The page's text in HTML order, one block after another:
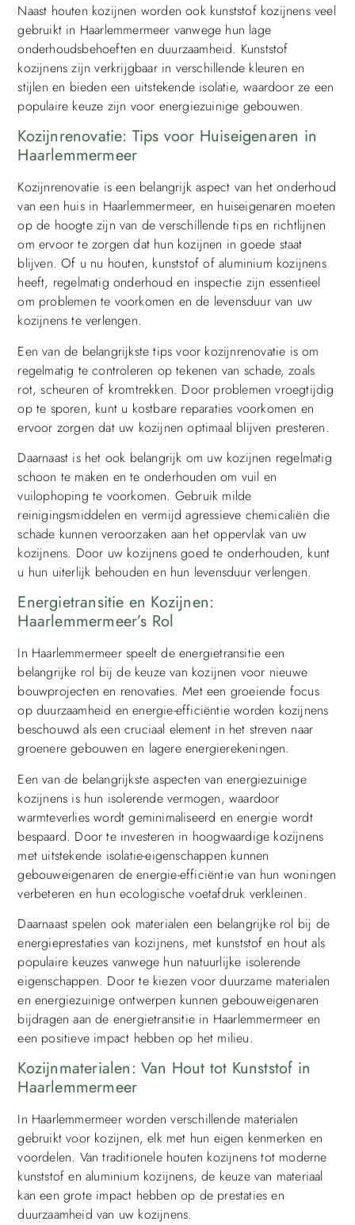
Naast houten kozijnen worden ook kunststof kozijnens veel
gebruikt in Haarlemmermeer vanwege hun lage
onderhoudsbehoeften en duurzaamheid. Kunststof
kozijnens zijn verkrijgbaar in verschillende kleuren en
stijlen en bieden een uitstekende isolatie, waardoor ze een
populaire keuze zijn voor energiezuinige gebouwen.
Kozijnrenovatie: Tips voor Huiseigenaren in
Haarlemmermeer
Kozijnrenovatie is een belangrijk aspect van het onderhoud
van een huis in Haarlemmermeer, en huiseigenaren moeten
op de hoogte zijn van de verschillende tips en richtlijnen
om ervoor te zorgen dat hun kozijnen in goede staat
blijven. Of u nu houten, kunststof of aluminium kozijnens
heeft, regelmatig onderhoud en inspectie zijn essentieel
om problemen te voorkomen en de levensduur van uw
kozijnens te verlengen.
Een van de belangrijkste tips voor kozijnrenovatie is om
regelmatig te controleren op tekenen van schade, zoals
rot, scheuren of kromtrekken. Door problemen vroegtijdig
op te sporen, kunt u kostbare reparaties voorkomen en
ervoor zorgen dat uw kozijnen optimaal blijven presteren.
Daarnaast is het ook belangrijk om uw kozijnen regelmatig
schoon te maken en te onderhouden om vuil en
vuilophoping te voorkomen. Gebruik milde
reinigingsmiddelen en vermijd agressieve chemicaliën die
schade kunnen veroorzaken aan het oppervlak van uw
kozijnens. Door uw kozijnens goed te onderhouden, kunt
u hun uiterlijk behouden en hun levensduur verlengen.
Energietransitie en Kozijnen:
Haarlemmermeer’s Rol
In Haarlemmermeer speelt de energietransitie een
belangrijke rol bij de keuze van kozijnen voor nieuwe
bouwprojecten en renovaties. Met een groeiende focus
op duurzaamheid en energie-efficiëntie worden kozijnens
beschouwd als een cruciaal element in het streven naar
groenere gebouwen en lagere energierekeningen.
Een van de belangrijkste aspecten van energiezuinige
kozijnens is hun isolerende vermogen, waardoor
warmteverlies wordt geminimaliseerd en energie wordt
bespaard. Door te investeren in hoogwaardige kozijnens
met uitstekende isolatie-eigenschappen kunnen
gebouweigenaren de energie-efficiëntie van hun woningen
verbeteren en hun ecologische voetafdruk verkleinen.
Daarnaast spelen ook materialen een belangrijke rol bij de
energieprestaties van kozijnens, met kunststof en hout als
populaire keuzes vanwege hun natuurlijke isolerende
eigenschappen. Door te kiezen voor duurzame materialen
en energiezuinige ontwerpen kunnen gebouweigenaren
bijdragen aan de energietransitie in Haarlemmermeer en
een positieve impact hebben op het milieu.
Kozijnmaterialen: Van Hout tot Kunststof in
Haarlemmermeer
In Haarlemmermeer worden verschillende materialen
gebruikt voor kozijnen, elk met hun eigen kenmerken en
voordelen. Van traditionele houten kozijnens tot moderne
kunststof en aluminium kozijnens, de keuze van materiaal
kan een grote impact hebben op de prestaties en
duurzaamheid van uw kozijnens.